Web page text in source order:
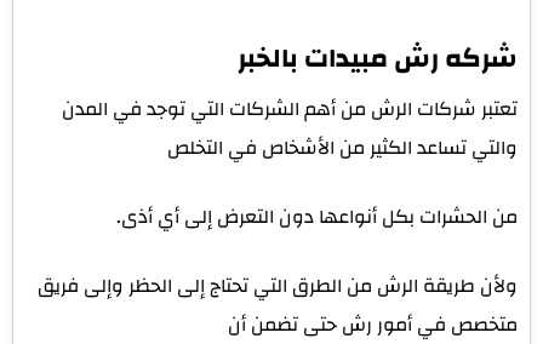
شركه رش مبيدات بالخبر
تعتبر شركات الرش من أهم الشركات التي توجد في المدن
والتي تساعد الكثير من الأشخاص في التخلص
من الحشرات بكل أنواعها دون التعرض إلى أي أذى.
ولأن طريقة الرش من الطرق التي تحتاج إلى الحظر وإلى فريق
متخصص في أمور رش حتى تضمن أن